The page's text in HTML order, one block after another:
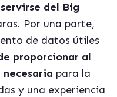
del Big
Por una parte,
de datos útiles
proporcionar al
para la
y una experiencia